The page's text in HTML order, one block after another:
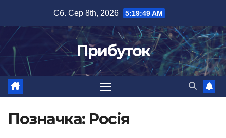
вмісту
Сб. Сер 8th, 2026 5:19:49 AM
Прибуток
Позначка: Росія